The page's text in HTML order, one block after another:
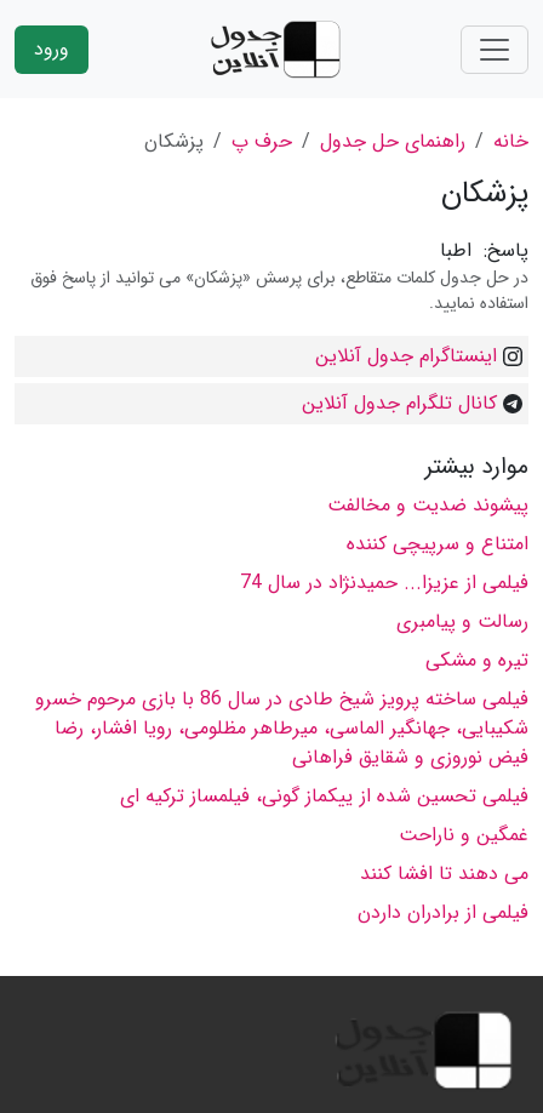
ورود
خانه راهنمای حل جدول حرف پ پزشكان
پزشكان
پاسخ: اطبا
در حل جدول کلمات متقاطع، برای پرسش «پزشكان» می توانید از پاسخ فوق
استفاده نمایید.
اینستاگرام جدول آنلاین
کانال تلگرام جدول آنلاین
موارد بیشتر
پیشوند ضدیت و مخالفت
امتناع و سرپیچى كننده
فیلمى از عزیزا... حمیدنژاد در سال 74
رسالت و پیامبرى
تیره و مشكى
فیلمى ساخته پرویز شیخ طادى در سال 86 با بازى مرحوم خسرو
شكیبایى، جهانگیر الماسى، میرطاهر مظلومى، رویا افشار، رضا
فیض نوروزى و شقایق فراهانى
فیلمى تحسین شده از ییكماز گونى، فیلمساز تركیه اى
غمگین و ناراحت
مى دهند تا افشا كنند
فیلمى از برادران داردن